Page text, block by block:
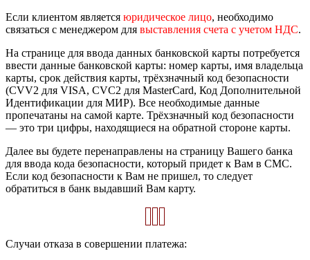
Если клиентом является юридическое лицо, необходимо
связаться с менеджером для выставления счета с учетом НДС.
На странице для ввода данных банковской карты потребуется
ввести данные банковской карты: номер карты, имя владельца
карты, срок действия карты, трёхзначный код безопасности
(CVV2 для VISA, CVC2 для MasterCard, Код Дополнительной
Идентификации для МИР). Все необходимые данные
пропечатаны на самой карте. Трёхзначный код безопасности
— это три цифры, находящиеся на обратной стороне карты.
Далее вы будете перенаправлены на страницу Вашего банка
для ввода кода безопасности, который придет к Вам в СМС.
Если код безопасности к Вам не пришел, то следует
обратиться в банк выдавший Вам карту.
Случаи отказа в совершении платежа: